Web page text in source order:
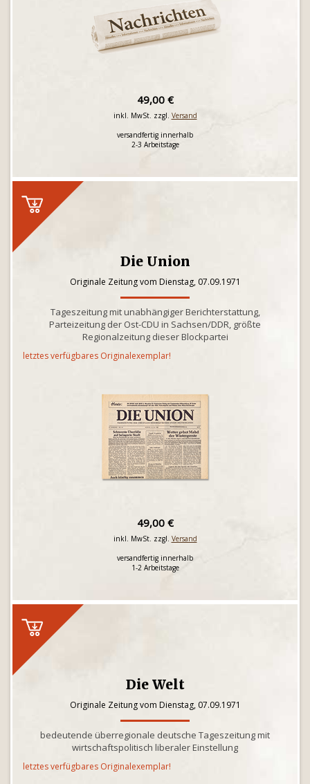
49,00 €
inkl. MwSt. zzgl. Versand
versandfertig innerhalb
2-3 Arbeitstage
Die Union
Originale Zeitung vom Dienstag, 07.09.1971
Tageszeitung mit unabhängiger Berichterstattung,
Parteizeitung der Ost-CDU in Sachsen/DDR, größte
Regionalzeitung dieser Blockpartei
letztes verfügbares Originalexemplar!
49,00 €
inkl. MwSt. zzgl. Versand
versandfertig innerhalb
1-2 Arbeitstage
Die Welt
Originale Zeitung vom Dienstag, 07.09.1971
bedeutende überregionale deutsche Tageszeitung mit
wirtschaftspolitisch liberaler Einstellung
letztes verfügbares Originalexemplar!